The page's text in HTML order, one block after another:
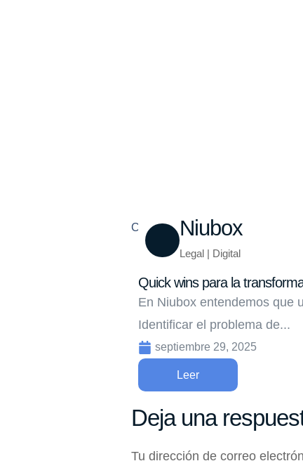
Compartir Niubox
Legal | Digital
Quick wins para la
En Niubox entendemos que
Identificar el problema de...
septiembre 29, 2025
Leer
Deja una
Tu dirección de correo